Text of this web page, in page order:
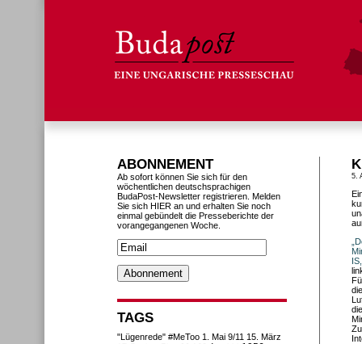
5.
ABONNEMENT
Ab sofort können Sie sich für den
wöchentlichen deutschsprachigen
BudaPost-Newsletter registrieren. Melden
Sie sich HIER an und erhalten Sie noch
einmal gebündelt die Presseberichte der
vorangegangenen Woche.
TAGS
"Lügenrede" #MeToo 1. Mai 9/11 15. März